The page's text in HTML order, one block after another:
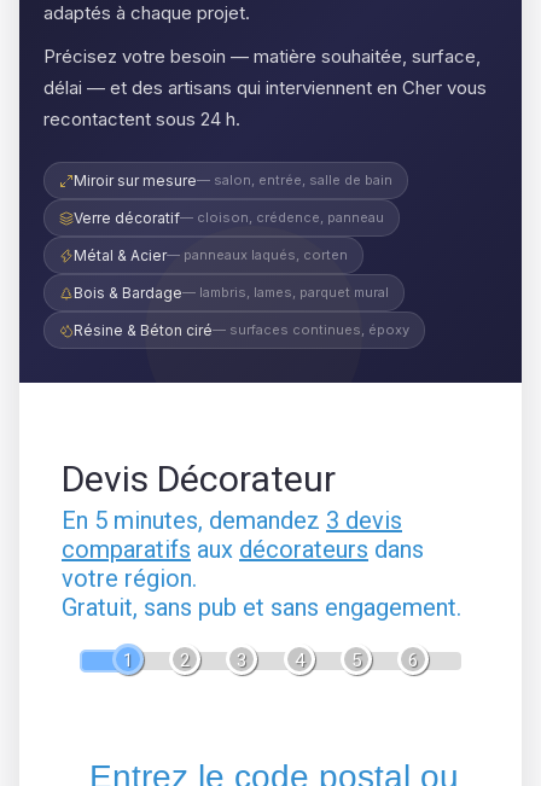
adaptés à chaque projet.
Précisez votre besoin — matière souhaitée, surface,
délai — et des artisans qui interviennent en Cher vous
recontactent sous 24 h.
Miroir sur mesure— salon, entrée, salle de bain
Verre décoratif— cloison, crédence, panneau
Métal & Acier— panneaux laqués, corten
Bois & Bardage— lambris, lames, parquet mural
Résine & Béton ciré— surfaces continues, époxy
Devis Décorateur
En 5 minutes, demandez 3 devis
comparatifs aux décorateurs dans
votre région.
Gratuit, sans pub et sans engagement.
1 2 3 4 5 6
Entrez le code postal ou